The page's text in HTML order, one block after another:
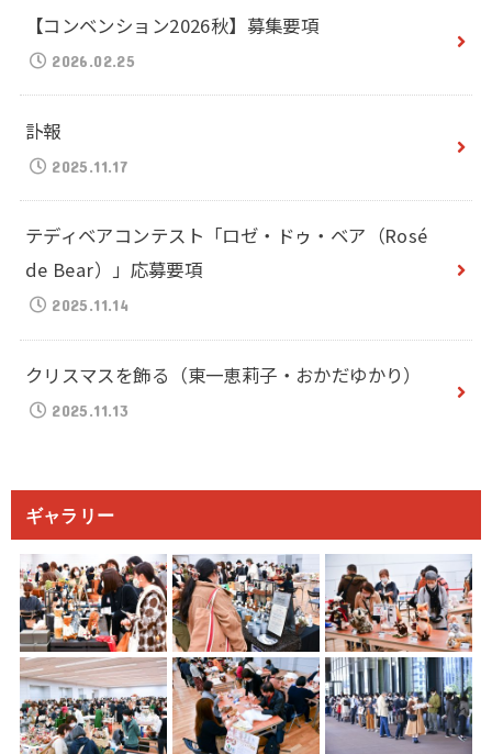
【コンベンション2026秋】募集要項
2026.02.25
訃報
2025.11.17
テディベアコンテスト「ロゼ・ドゥ・ベア（Rosé
de Bear）」応募要項
2025.11.14
クリスマスを飾る（東一恵莉子・おかだゆかり）
2025.11.13
ギャラリー